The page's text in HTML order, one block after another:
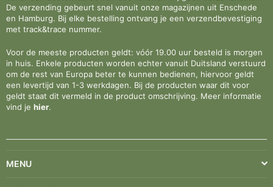
De verzending gebeurt snel vanuit onze magazijnen uit Enschede
en Hamburg. Bij elke bestelling ontvang je een verzendbevestiging
met track&trace nummer.
Voor de meeste producten geldt: vóór 19.00 uur besteld is morgen
in huis. Enkele producten worden echter vanuit Duitsland verstuurd
om de rest van Europa beter te kunnen bedienen, hiervoor geldt
een levertijd van 1-3 werkdagen. Bij de producten waar dit voor
geldt staat dit vermeld in de product omschrijving. Meer informatie
vind je hier.
MENU